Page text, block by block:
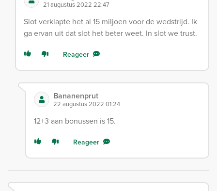
21 augustus 2022 22:47
Slot verklapte het al 15 miljoen voor de wedstrijd. Ik
ga ervan uit dat slot het beter weet. In slot we trust.
Reageer
Bananenprut
22 augustus 2022 01:24
12+3 aan bonussen is 15.
Reageer